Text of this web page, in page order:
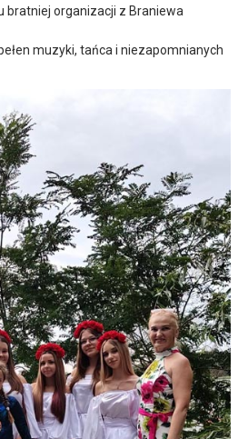
bratniej organizacji z Braniewa
muzyki, tańca i niezapomnianych